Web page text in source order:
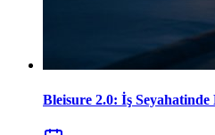
Bleisure 2.0: İş